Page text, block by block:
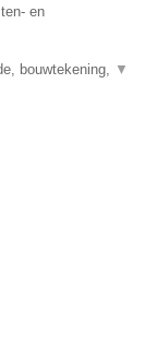
en
bouwtekening, ▼